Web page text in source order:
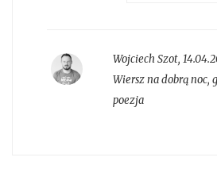
Wojciech Szot,
Wiersz na dobrą noc,
poezja